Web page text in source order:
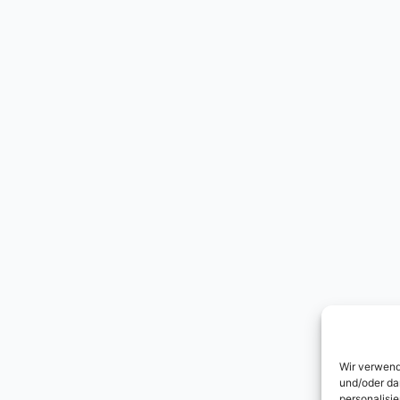
Wir
und/oder